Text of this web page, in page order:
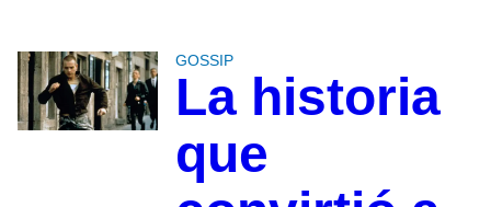
GOSSIP
La historia
que